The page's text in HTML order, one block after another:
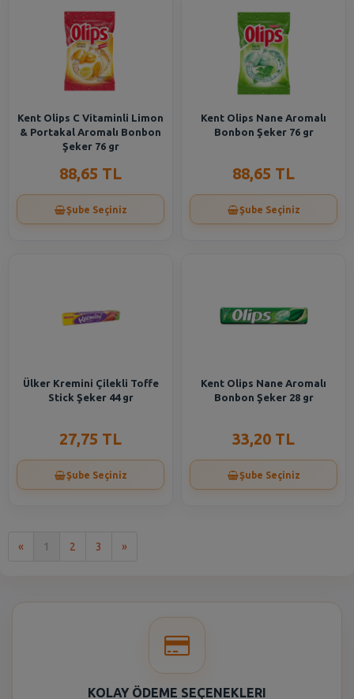
Kent Olips C Vitaminli Limon
& Portakal Aromalı Bonbon
Şeker 76 gr
88,65 TL
Şube Seçiniz
Kent Olips Nane Aromalı
Bonbon Şeker 76 gr
88,65 TL
Şube Seçiniz
Ülker Kremini Çilekli Toffe
Stick Şeker 44 gr
27,75 TL
Şube Seçiniz
Kent Olips Nane Aromalı
Bonbon Şeker 28 gr
33,20 TL
Şube Seçiniz
« 1 2 3 »Son
KOLAY ÖDEME SEÇENEKLERI